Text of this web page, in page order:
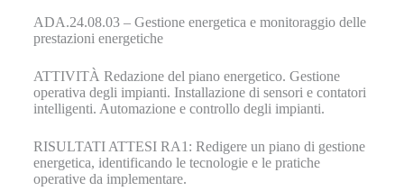
ADA.24.08.03 – Gestione energetica e monitoraggio delle
prestazioni energetiche
ATTIVITÀ Redazione del piano energetico. Gestione
operativa degli impianti. Installazione di sensori e contatori
intelligenti. Automazione e controllo degli impianti.
RISULTATI ATTESI RA1: Redigere un piano di gestione
energetica, identificando le tecnologie e le pratiche
operative da implementare.